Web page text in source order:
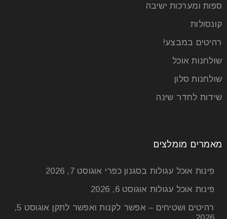
ספות ומערכות ישיבה
קונסולות
רהיטים במבצע!
שולחנות אוכל
שולחנות סלון
שידות לחדר שינה
מאמרים מומלצים
פינות אוכל עגולות בסגנון כפרי אוגוסט 7, 2026
פינות אוכל עגולות אוגוסט 6, 2026
רהיטים ושטיחים – אפשר לקנות ואפשר לתקן
אוגוסט 5,